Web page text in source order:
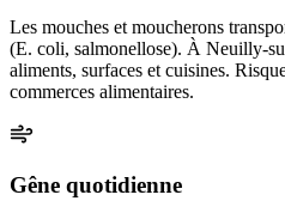
Les mouches et moucherons
(E. coli, salmonellose). À Neuilly-
aliments, surfaces et cuisines.
commerces alimentaires.
Gêne quotidienne